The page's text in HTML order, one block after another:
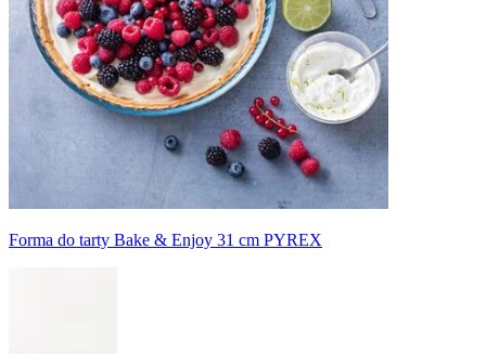
Forma do tarty Bake & Enjoy 31 cm PYREX